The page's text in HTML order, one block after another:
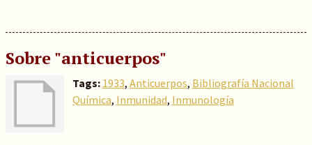
Sobre "anticuerpos"
Tags: 1933, Anticuerpos, Bibliografía Nacional
Química, Inmunidad, Inmunología